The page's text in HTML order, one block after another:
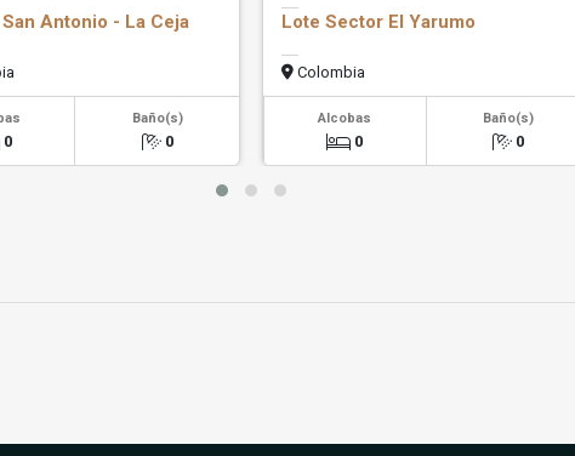
Antonio - La Ceja
0
Baño(s)
0
Lote Sector El Yarumo
Colombia
Alcobas
0
Baño(s)
0